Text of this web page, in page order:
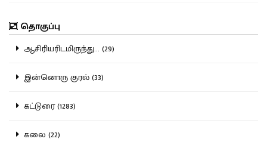
தொகுப்பு
ஆசிரியரிடமிருந்து... (29)
இன்னொரு குரல் (33)
கட்டுரை (1283)
கலை (22)